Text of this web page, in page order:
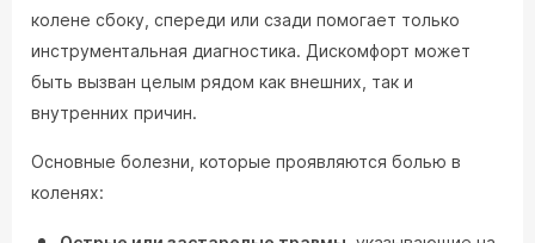
колене сбоку, спереди или сзади помогает только
инструментальная диагностика. Дискомфорт может
быть вызван целым рядом как внешних, так и
внутренних причин.
Основные болезни, которые проявляются болью в
коленях: